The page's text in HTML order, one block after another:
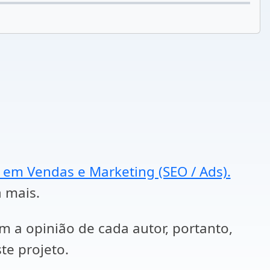
Vendas e Marketing (SEO / Ads).
mais.
a opinião de cada autor, portanto,
projeto.